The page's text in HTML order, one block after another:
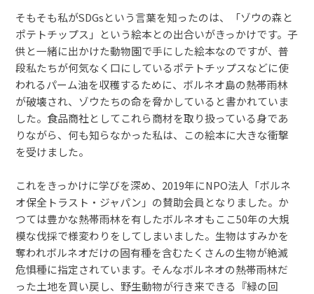
そもそも私がSDGsという言葉を知ったのは、「ゾウの森と
ポテトチップス」という絵本との出合いがきっかけです。子
供と一緒に出かけた動物園で手にした絵本なのですが、普
段私たちが何気なく口にしているポテトチップスなどに使
われるパーム油を収穫するために、ボルネオ島の熱帯雨林
が破壊され、ゾウたちの命を脅かしていると書かれていま
した。食品商社としてこれら商材を取り扱っている身であ
りながら、何も知らなかった私は、この絵本に大きな衝撃
を受けました。
これをきっかけに学びを深め、2019年にNPO法人「ボルネ
オ保全トラスト・ジャパン」の賛助会員となりました。か
つては豊かな熱帯雨林を有したボルネオもここ50年の大規
模な伐採で様変わりをしてしまいました。生物はすみかを
奪われボルネオだけの固有種を含むたくさんの生物が絶滅
危惧種に指定されています。そんなボルネオの熱帯雨林だ
った土地を買い戻し、野生動物が行き来できる『緑の回